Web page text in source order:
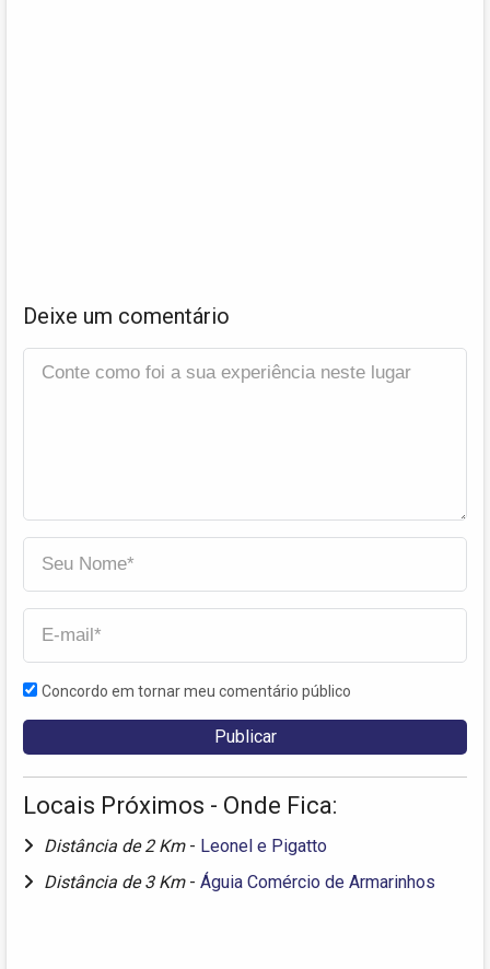
Deixe um comentário
Concordo em tornar meu comentário público
Locais Próximos - Onde Fica:
Distância de 2 Km - Leonel e Pigatto
Distância de 3 Km - Águia Comércio de Armarinhos